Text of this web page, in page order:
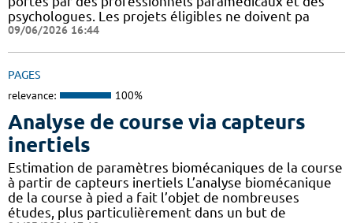
psychologues. Les projets éligibles ne doivent pa
09/06/2026 16:44
PAGES
relevance: 100%
Analyse de course via capteurs
inertiels
Estimation de paramètres biomécaniques de la course
à partir de capteurs inertiels L’analyse biomécanique
de la course à pied a fait l’objet de nombreuses
études, plus particulièrement dans un but de